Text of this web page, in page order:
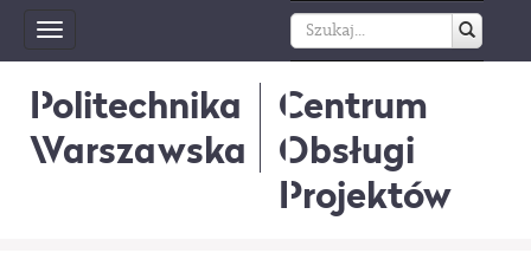
Toggle
navigation
Politechnika
Warszawska
Centrum
Obsługi
Projektów